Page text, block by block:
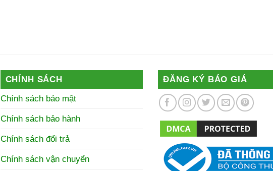
CHÍNH SÁCH
Chính sách bảo mật
Chính sách bảo hành
Chính sách đổi trả
Chính sách vận chuyển
ĐĂNG KÝ BÁO GIÁ